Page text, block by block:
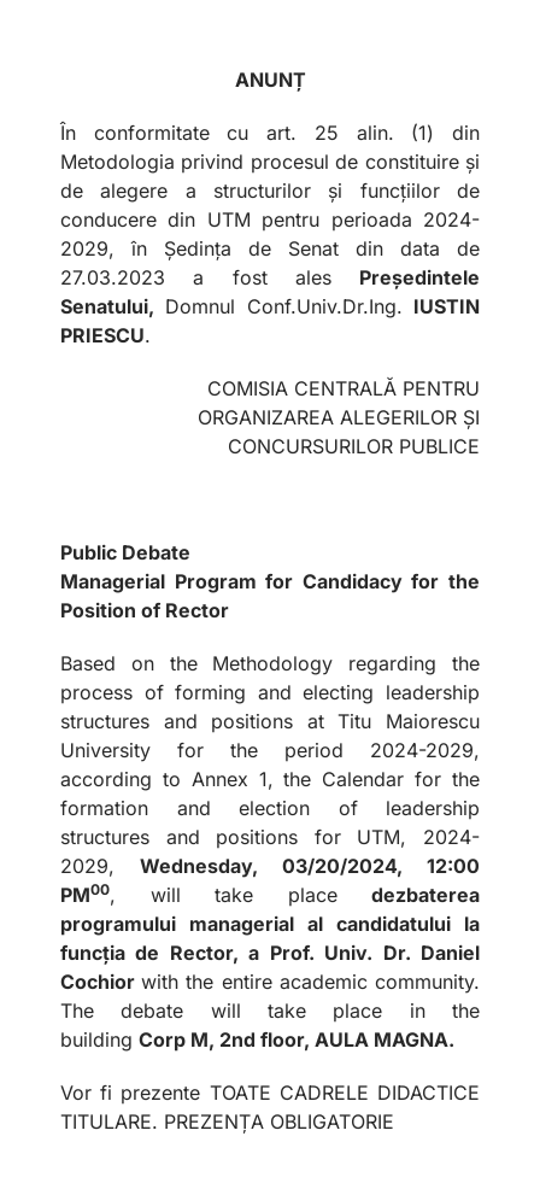
ANUNȚ
În conformitate cu art. 25 alin. (1) din
Metodologia privind procesul de constituire și
de alegere a structurilor și funcțiilor de
conducere din UTM pentru perioada 2024-
2029, în Ședința de Senat din data de
27.03.2023 a fost ales Președintele
Senatului, Domnul Conf.Univ.Dr.Ing. IUSTIN
PRIESCU.
COMISIA CENTRALĂ PENTRU
ORGANIZAREA ALEGERILOR ȘI
CONCURSURILOR PUBLICE
Public Debate
Managerial Program for Candidacy for the
Position of Rector
Based on the Methodology regarding the
process of forming and electing leadership
structures and positions at Titu Maiorescu
University for the period 2024-2029,
according to Annex 1, the Calendar for the
formation and election of leadership
structures and positions for UTM, 2024-
2029, Wednesday, 03/20/2024, 12:00
PM00, will take place dezbaterea
programului managerial al candidatului la
funcția de Rector, a Prof. Univ. Dr. Daniel
Cochiorwith the entire academic community.
The debate will take place in the
building Corp M, 2nd floor, AULA MAGNA.
Vor fi prezente TOATE CADRELE DIDACTICE
TITULARE. PREZENȚA OBLIGATORIE